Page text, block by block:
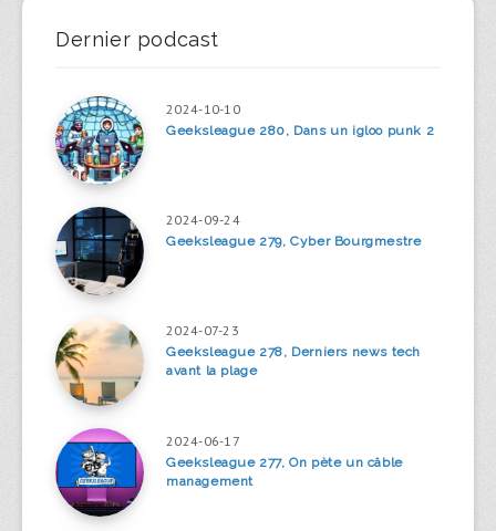
Dernier podcast
2024-10-10
Geeksleague 280, Dans un igloo punk 2
2024-09-24
Geeksleague 279, Cyber Bourgmestre
2024-07-23
Geeksleague 278, Derniers news tech
avant la plage
2024-06-17
Geeksleague 277, On pète un câble
management